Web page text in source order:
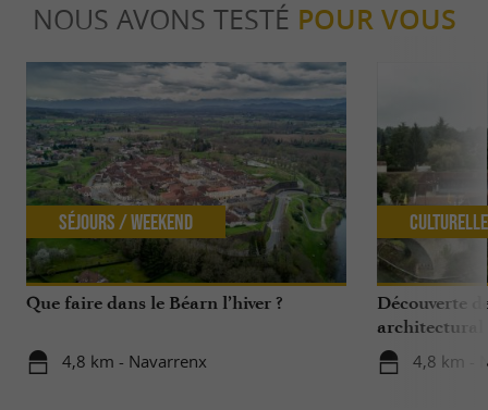
NOUS AVONS TESTÉ POUR VOUS
Que faire dans le Béarn l’hiver ?
4,8 km - Navarrenx
Séjours / Weekend
Découverte
architectural
4,8 km -
Culturelle